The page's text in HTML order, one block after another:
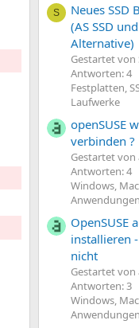
S
Neues SSD
(AS SSD
Alternative)
Gestartet von
Antworten: 4
Festplatten,
Laufwerke
openSUSE
verbinden ?
Gestartet von
Antworten: 4
Windows,
OpenSUSE
installieren
nicht
Gestartet von
Antworten: 3
Windows,